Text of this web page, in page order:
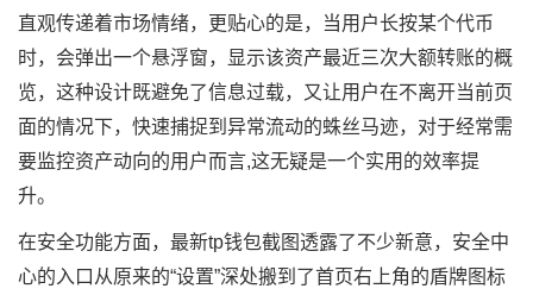
直观传递着市场情绪，更贴心的是，当用户长按某个代币
时，会弹出一个悬浮窗，显示该资产最近三次大额转账的概
览，这种设计既避免了信息过载，又让用户在不离开当前页
面的情况下，快速捕捉到异常流动的蛛丝马迹，对于经常需
要监控资产动向的用户而言,这无疑是一个实用的效率提
升。
在安全功能方面，最新tp钱包截图透露了不少新意，安全中
心的入口从原来的“设置”深处搬到了首页右上角的盾牌图标